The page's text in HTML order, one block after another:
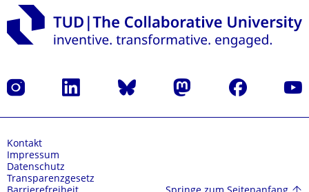
Instagram LinkedIn Bluesky Mastodon Facebook
Kontakt
Impressum
Datenschutz
Transparenzgesetz